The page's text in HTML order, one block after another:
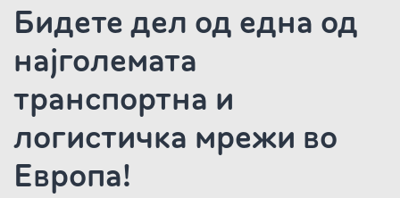
Бидете дел од една од
најголемата
транспортна и
логистичка мрежи во
Европа!